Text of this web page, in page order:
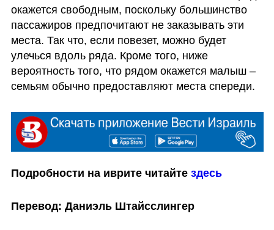
окажется свободным, поскольку большинство
пассажиров предпочитают не заказывать эти
места. Так что, если повезет, можно будет
улечься вдоль ряда. Кроме того, ниже
вероятность того, что рядом окажется малыш –
семьям обычно предоставляют места спереди.
Подробности на иврите читайте здесь
Перевод: Даниэль Штайсслингер